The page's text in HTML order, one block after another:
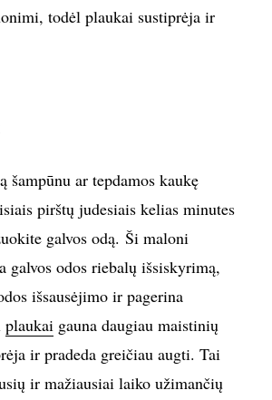
Sekite mus:
todėl plaukai sustiprėja ir
šampūnu ar tepdamos kaukę
pirštų judesiais kelias minutes
galvos odą. Ši maloni
galvos odos riebalų išsiskyrimą,
išsausėjimo ir pagerina
plaukaigauna daugiau maistinių
ir pradeda greičiau augti. Tai
ir mažiausiai laiko užimančių